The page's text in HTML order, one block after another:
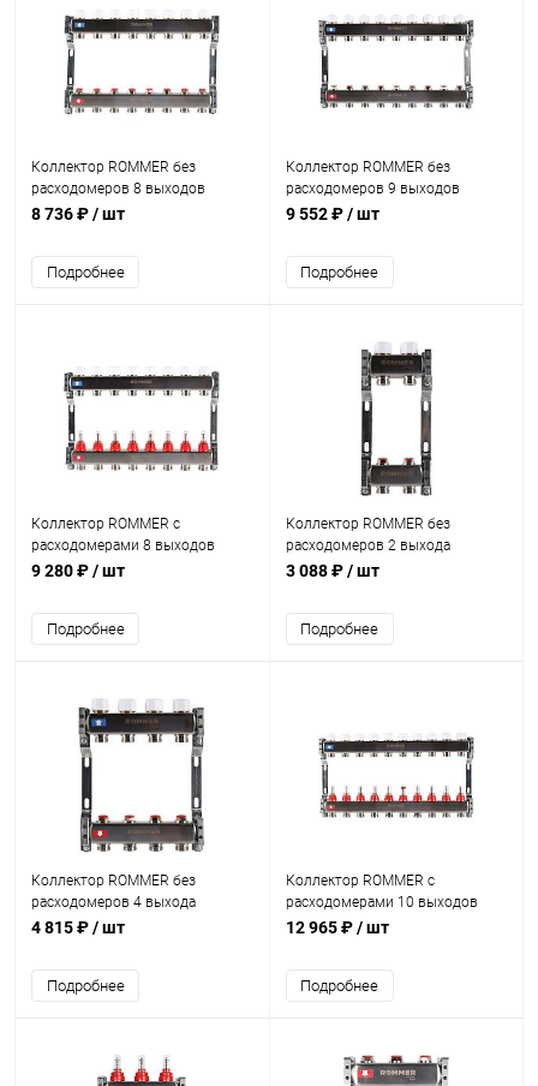
Коллектор ROMMER без
расходомеров 8 выходов
8 736 ₽/ шт
Подробнее
Коллектор ROMMER без
расходомеров 9 выходов
9 552 ₽/ шт
Подробнее
Коллектор ROMMER с
расходомерами 8 выходов
9 280 ₽/ шт
Подробнее
Коллектор ROMMER без
расходомеров 2 выхода
3 088 ₽/ шт
Подробнее
Коллектор ROMMER без
расходомеров 4 выхода
4 815 ₽/ шт
Подробнее
Коллектор ROMMER с
расходомерами 10 выходов
12 965 ₽/ шт
Подробнее